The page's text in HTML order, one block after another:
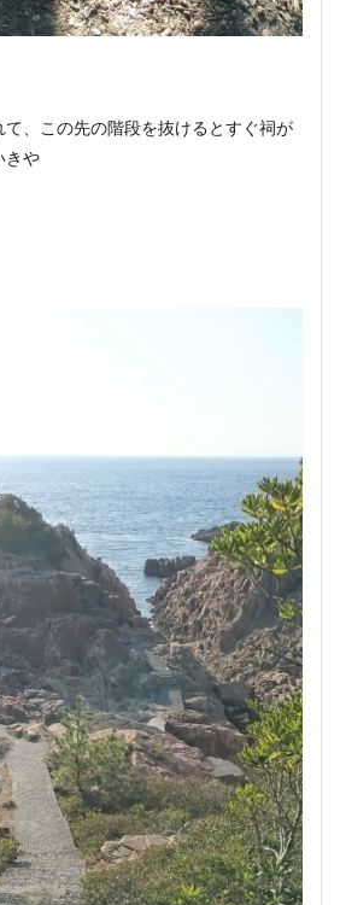
て、この先の階段を抜けるとすぐ祠が
きや